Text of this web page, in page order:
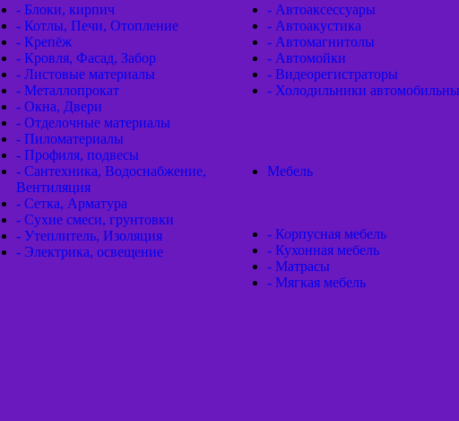
- Блоки, кирпич
- Котлы, Печи, Отопление
- Крепёж
- Кровля, Фасад, Забор
- Листовые материалы
- Металлопрокат
- Окна, Двери
- Отделочные материалы
- Пиломатериалы
- Профиля, подвесы
- Сантехника, Водоснабжение,
Вентиляция
- Сетка, Арматура
- Сухие смеси, грунтовки
- Утеплитель, Изоляция
- Электрика, освещение
- Автоаксессуары
- Автоакустика
- Автомагнитолы
- Автомойки
- Видеорегистраторы
- Холодильники
Мебель
- Корпусная мебель
- Кухонная мебель
- Матрасы
- Мягкая мебель